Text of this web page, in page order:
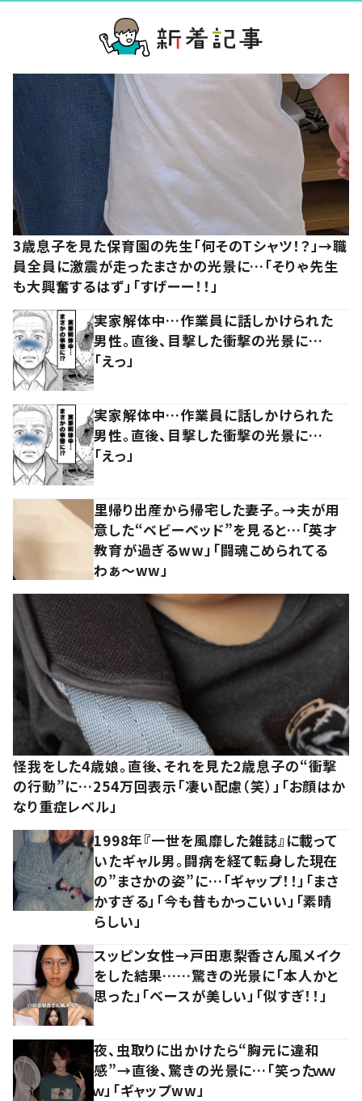
3歳息子を見た保育園の先生「何そのTシャツ！？」→職
員全員に激震が走ったまさかの光景に…「そりゃ先生
も大興奮するはず」「すげーー！！」
実家解体中…作業員に話しかけられた
男性。直後、目撃した衝撃の光景に…
「えっ」
実家解体中…作業員に話しかけられた
男性。直後、目撃した衝撃の光景に…
「えっ」
里帰り出産から帰宅した妻子。→夫が用
意した“ベビーベッド”を見ると…「英才
教育が過ぎるww」「闘魂こめられてる
わぁ～ww」
怪我をした4歳娘。直後、それを見た2歳息子の“衝撃
の行動”に…254万回表示「凄い配慮（笑）」「お顔はか
なり重症レベル」
1998年『一世を風靡した雑誌』に載って
いたギャル男。闘病を経て転身した現在
の”まさかの姿”に…「ギャップ！！」「まさ
かすぎる」「今も昔もかっこいい」「素晴
らしい」
スッピン女性→戸田恵梨香さん風メイク
をした結果……驚きの光景に「本人かと
思った」「ベースが美しい」「似すぎ！！」
夜、虫取りに出かけたら“胸元に違和
感”→直後、驚きの光景に…「笑ったｗｗ
ｗ」「ギャップww」